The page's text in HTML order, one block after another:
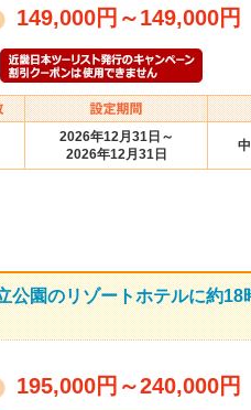
149,000円 ～149,000円
2026年12月31日～
2026年12月31日
公園のリゾートホテルに約
195,000円 ～240,000円